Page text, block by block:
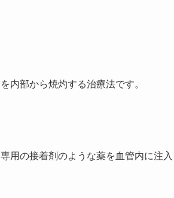
内部から焼灼する治療法です。
用の接着剤のような薬を血管内に注入